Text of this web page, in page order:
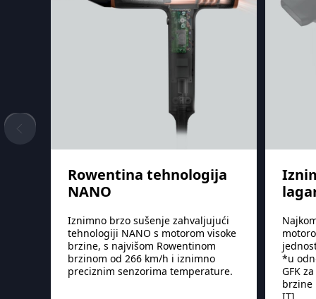
Rowentina tehnologija
NANO
Iznimno brzo sušenje zahvaljujući
tehnologiji NANO s motorom visoke
brzine, s najvišom Rowentinom
brzinom od 266 km/h i iznimno
preciznim senzorima temperature.
*u
GFK
brzine